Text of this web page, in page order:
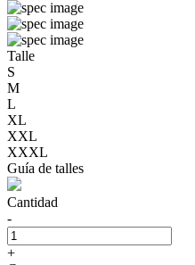
Talle
S
M
L
XL
XXL
XXXL
Guía de talles
Cantidad
-
+